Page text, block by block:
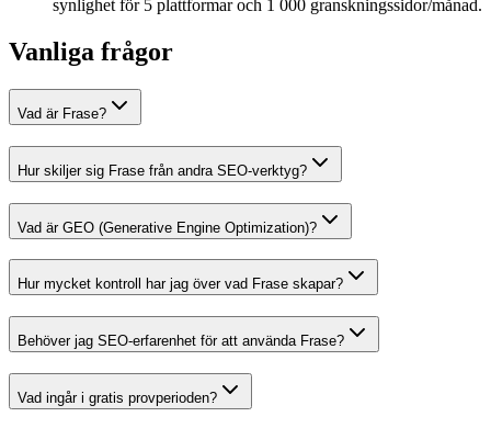
synlighet för 5 plattformar och 1 000 granskningssidor/månad.
Vanliga frågor
Vad är Frase?
Hur skiljer sig Frase från andra SEO-verktyg?
Vad är GEO (Generative Engine Optimization)?
Hur mycket kontroll har jag över vad Frase skapar?
Behöver jag SEO-erfarenhet för att använda Frase?
Vad ingår i gratis provperioden?